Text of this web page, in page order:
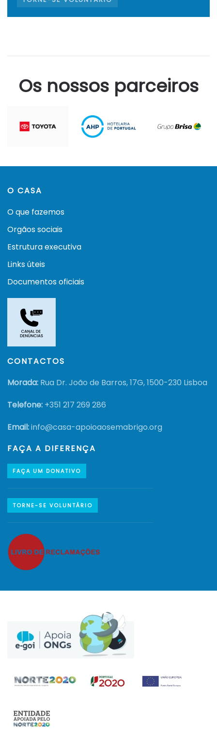
Os nossos parceiros
O CASA
O que fazemos
Orgãos sociais
Estrutura executiva
Links úteis
Documentos oficiais
CONTACTOS
Morada: Rua Dr. João de Barros, 17G, 1500-230 Lisboa
Telefone: +351 217 269 286
Email:info@casa-apoioaosemabrigo.org
FAÇA A DIFERENÇA
FAÇA UM DONATIVO
TORNE-SE VOLUNTÁRIO